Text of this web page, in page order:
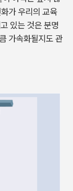
가 우리의 교육
있는 것은 분명
가속화될지도 관